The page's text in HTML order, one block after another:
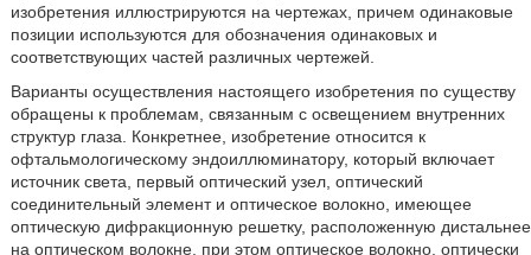
изобретения иллюстрируются на чертежах, причем одинаковые
позиции используются для обозначения одинаковых и
соответствующих частей различных чертежей.
Варианты осуществления настоящего изобретения по существу
обращены к проблемам, связанным с освещением внутренних
структур глаза. Конкретнее, изобретение относится к
офтальмологическому эндоиллюминатору, который включает
источник света, первый оптический узел, оптический
соединительный элемент и оптическое волокно, имеющее
оптическую дифракционную решетку, расположенную дистальнее
на оптическом волокне, при этом оптическое волокно, оптически